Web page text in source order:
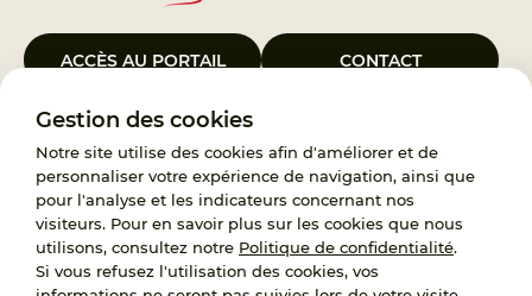
Gestion des cookies
Notre site utilise des cookies afin d'améliorer et de
personnaliser votre expérience de navigation, ainsi que
pour l'analyse et les indicateurs concernant nos
visiteurs. Pour en savoir plus sur les cookies que nous
utilisons, consultez notre Politique de confidentialité.
Si vous refusez l'utilisation des cookies, vos
ACCÈS AU PORTAIL CONTACT
Le Groupement d’Intérêt Public France Enfance Protégée, créé le 5
janvier 2023, a pour objet d’assurer les missions de service public du
119, d’accompagnement des adoptants et de traitement des
demandes d’accès aux origines personnelles. France Enfance
Protégée est également un observatoire et une ressource pour
l’ensemble des professionnels, ainsi qu’un appui à l’élaboration de la
politique publique à travers le soutien à l’activité des conseils
nationaux.